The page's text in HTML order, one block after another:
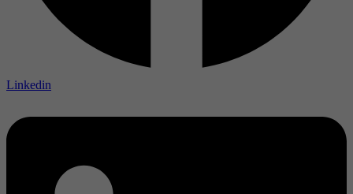
Linkedin